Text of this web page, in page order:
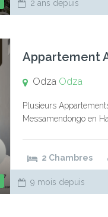
2 ans depuis
Appartement
Odza Odza
Plusieurs
Messamendongo en
2 Chambres
9 mois depuis